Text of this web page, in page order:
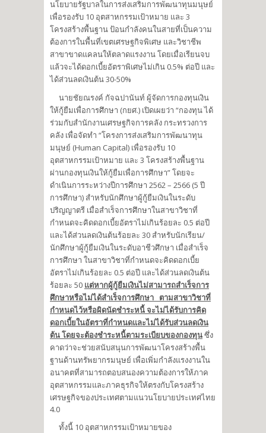
นโยบายรัฐบาลในการส่งเสริมการพัฒนาทุนมนุษย์
เพื่อรองรับ 10 อุตสาหกรรมเป้าหมาย และ 3
โครงสร้างพื้นฐาน ป้อนกำลังคนในสายที่เป็นความ
ต้องการในพื้นที่เขตเศรษฐกิจพิเศษ และวิชาชีพ
สาขาขาดแคลนให้ตลาดแรงงาน โดยเมื่อเรียนจบ
แล้วจะได้ดอกเบี้ยอัตราพิเศษไม่เกิน 0.5% ต่อปี และ
ได้ส่วนลดเงินต้น 30-50%
นายชัยณรงค์ กัจฉปานันท์ ผู้จัดการกองทุนเงิน
ให้กู้ยืมเพื่อการศึกษา (กยศ.) เปิดเผยว่า “กองทุน ได้
ร่วมกับสำนักงานเศรษฐกิจการคลัง กระทรวงการ
คลัง เพื่อจัดทำ “โครงการส่งเสริมการพัฒนาทุน
มนุษย์ (Human Capital) เพื่อรองรับ 10
อุตสาหกรรมเป้าหมาย และ 3 โครงสร้างพื้นฐาน
ผ่านกองทุนเงินให้กู้ยืมเพื่อการศึกษา” โดยจะ
ดำเนินการระหว่างปีการศึกษา 2562 – 2566 (5 ปี
การศึกษา) สำหรับนักศึกษาผู้กู้ยืมเงินในระดับ
ปริญญาตรี เมื่อสำเร็จการศึกษาในสาขาวิชาที่
กำหนดจะคิดดอกเบี้ยอัตราไม่เกินร้อยละ 0.5 ต่อปี
และได้ส่วนลดเงินต้นร้อยละ 30 สำหรับนักเรียน/
นักศึกษาผู้กู้ยืมเงินในระดับอาชีวศึกษา เมื่อสำเร็จ
การศึกษา ในสาขาวิชาที่กำหนดจะคิดดอกเบี้ย
อัตราไม่เกินร้อยละ 0.5 ต่อปี และได้ส่วนลดเงินต้น
ร้อยละ 50 แต่หากผู้กู้ยืมเงินไม่สามารถสำเร็จการ
ศึกษาหรือไม่ได้สำเร็จการศึกษา ตามสาขาวิชาที่
กำหนดไว้หรือผิดนัดชำระหนี้ จะไม่ได้รับการคิด
ดอกเบี้ยในอัตราที่กำหนดและไม่ได้รับส่วนลดเงิน
ต้น โดยจะต้องชำระหนี้ตามระเบียบของกองทุนซึ่ง
คาดว่าจะช่วยสนับสนุนการพัฒนาโครงสร้างพื้น
ฐานด้านทรัพยากรมนุษย์ เพื่อเพิ่มกำลังแรงงานใน
อนาคตที่สามารถตอบสนองความต้องการให้ภาค
อุตสาหกรรมและภาคธุรกิจให้ตรงกับโครงสร้าง
เศรษฐกิจของประเทศตามแนวนโยบายประเทศไทย
4.0
ทั้งนี้ 10 อุตสาหกรรมเป้าหมายของ